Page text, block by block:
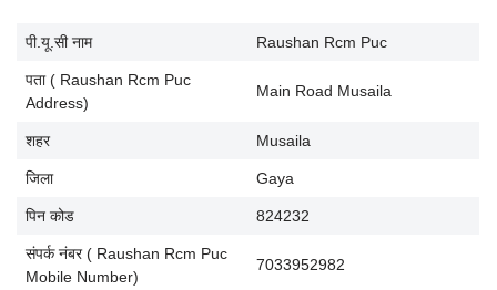
पी.यू.सी नाम Raushan Rcm Puc
पता ( Raushan Rcm Puc
Address)
Main Road Musaila
शहर Musaila
जिला Gaya
पिन कोड 824232
संपर्क नंबर ( Raushan Rcm Puc
Mobile Number)
7033952982